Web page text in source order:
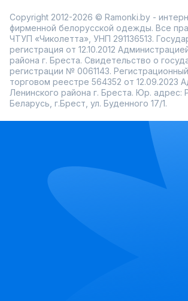
Copyright 2012-2026 © Ramonki.by -
фирменной белорусской одежды. Все
ЧТУП «Чиколетта», УНП 291136513.
регистрация от 12.10.2012
района г. Бреста. Свидетельство о
регистрации № 0061143.
торговом реестре 564352 от 12.09.2023
Ленинского района г. Бреста. Юр. адрес:
Беларусь, г.Брест, ул. Буденного 17/1.